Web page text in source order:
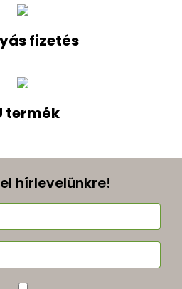
fizetés
termék
hírlevelünkre!